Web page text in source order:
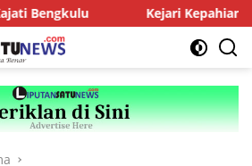
Kejari Kepahiang